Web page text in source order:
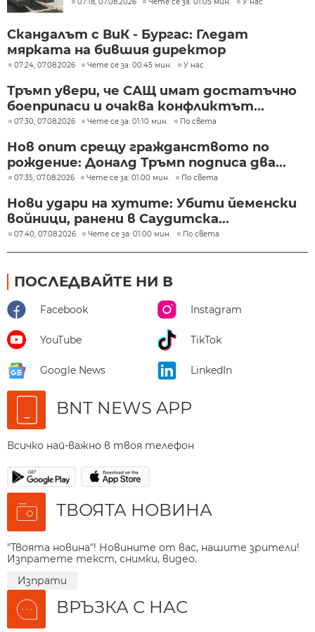
Скандалът с ВиК - Бургас: Гледат
мярката на бившия директор
07:24, 07.08.2026 Чете се за: 00:45 мин. У нас
Тръмп увери, че САЩ имат достатъчно
боеприпаси и очаква конфликтът...
07:30, 07.08.2026 Чете се за: 01:10 мин. По света
Нов опит срещу гражданството по
рождение: Доналд Тръмп подписа два...
07:35, 07.08.2026 Чете се за: 01:00 мин. По света
Нови удари на хутите: Убити йеменски
войници, ранени в Саудитска...
07:40, 07.08.2026 Чете се за: 01:00 мин. По света
ПОСЛЕДВАЙТЕ НИ В
Facebook Instagram
YouTube TikTok
Google News LinkedIn
BNT NEWS APP
Всичко най-важно в твоя телефон
ТВОЯТА НОВИНА
"Твоята новина"! Новините от вас, нашите зрители!
Изпратете текст, снимки, видео.
Изпрати
ВРЪЗКА С НАС